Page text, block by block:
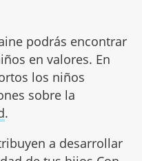
podrás encontrar
en valores. En
los niños
sobre la
.
a desarrollar